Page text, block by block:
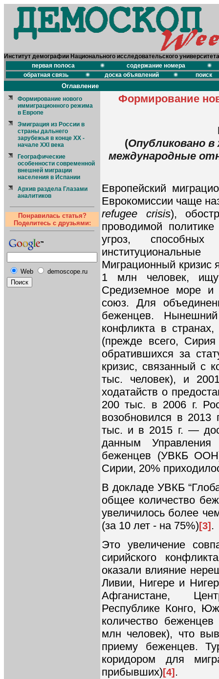
Институт демографии Национального исследовательского
первая полоса
содержание номера
обратная связь
доска объявлений поиск
Оглавление
Формирование нового
иммиграционного режима
в Европе
Эмиграция из России в
страны дальнего
зарубежья в конце XX -
начале ХХI века
Географические
особенности современной
внешней миграции
населения в Испании
Архив раздела Глазами
аналитиков
Понравилась статья?
Поделитесь с друзьями:
Web demoscope.ru
Формирование
(Опубликовано в
международные
Европейский
Еврокомиссии чаще
refugee crisis),
проводимой
угроз, способных
Миграционный кризис
1 млн человек,
Средиземное море и
союз. Для
беженцев.
конфликта в
(прежде всего,
обратившихся за
кризис, связанный с
тыс. человек), и
ходатайств о
200 тыс. в 2006 г.
возобновился в
тыс. и в 2015 г. —
данным
беженцев (УВКБ
Сирии, 20%
В докладе УВКБ
общее количество
увеличилось более
(за 10 лет - на 75%)[3] .
Это увеличение
сирийского
оказали влияние
Ливии, Нигере и
Афганистане,
Республике Конго,
количество
млн человек), что
приему беженцев.
коридором для
прибывших)[4] .